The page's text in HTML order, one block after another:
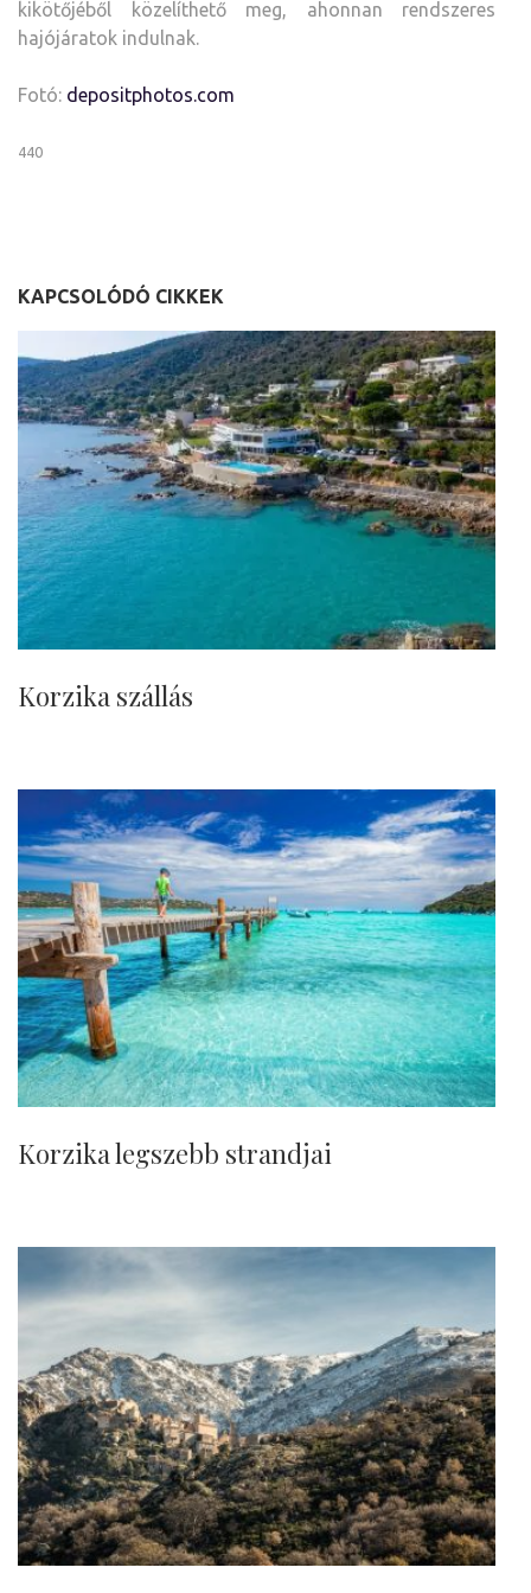
kikötőjéből közelíthető meg, ahonnan rendszeres
hajójáratok indulnak.
Fotó: depositphotos.com
440
KAPCSOLÓDÓ CIKKEK
Korzika szállás
Korzika legszebb strandjai